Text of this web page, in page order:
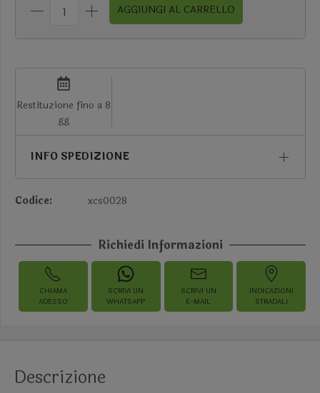
AGGIUNGI AL CARRELLO
Restituzione fino a 8
gg
INFO SPEDIZIONE
Codice: xcs0028
Richiedi Informazioni
CHIAMA
ADESSO
SCRIVI UN
WHATSAPP
SCRIVI UN
E-MAIL
INDICAZIONI
STRADALI
Descrizione